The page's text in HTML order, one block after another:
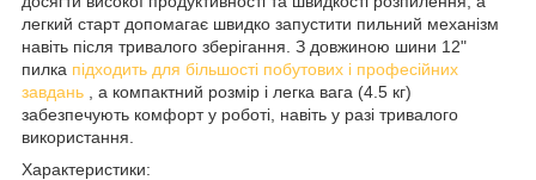
легкий старт допомагає швидко запустити пильний механізм
навіть після тривалого зберігання. З довжиною шини 12"
пилка підходить для більшості побутових і професійних
завдань , а компактний розмір і легка вага (4.5 кг)
забезпечують комфорт у роботі, навіть у разі тривалого
використання.
Характеристики: